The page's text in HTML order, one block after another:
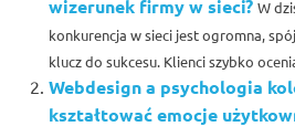
wizerunek firmy w sieci? W
konkurencja w sieci jest ogromna,
klucz do sukcesu. Klienci szybko
Webdesign a psychologia
kształtować emocje